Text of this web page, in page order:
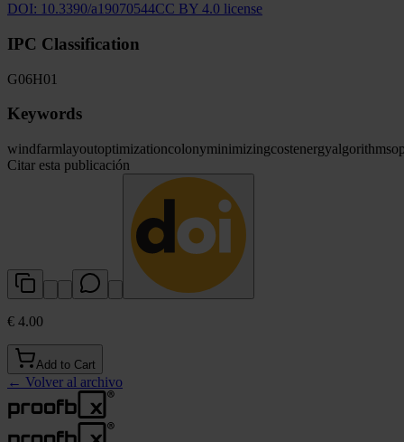
DOI: 10.3390/a19070544CC BY 4.0 license
IPC Classification
G06H01
Keywords
windfarmlayoutoptimizationcolonyminimizingcostenergyalgorithms
Citar esta publicación
€ 4.00
Add to Cart
← Volver al archivo